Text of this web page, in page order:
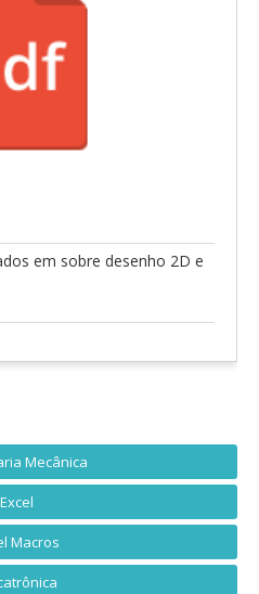
em sobre desenho 2D e
Mecânica
Excel
Macros